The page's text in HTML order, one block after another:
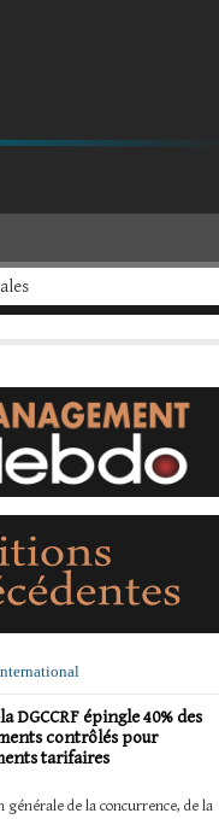
DGCCRF épingle 40% des
contrôlés pour
tarifaires
générale de la concurrence, de la